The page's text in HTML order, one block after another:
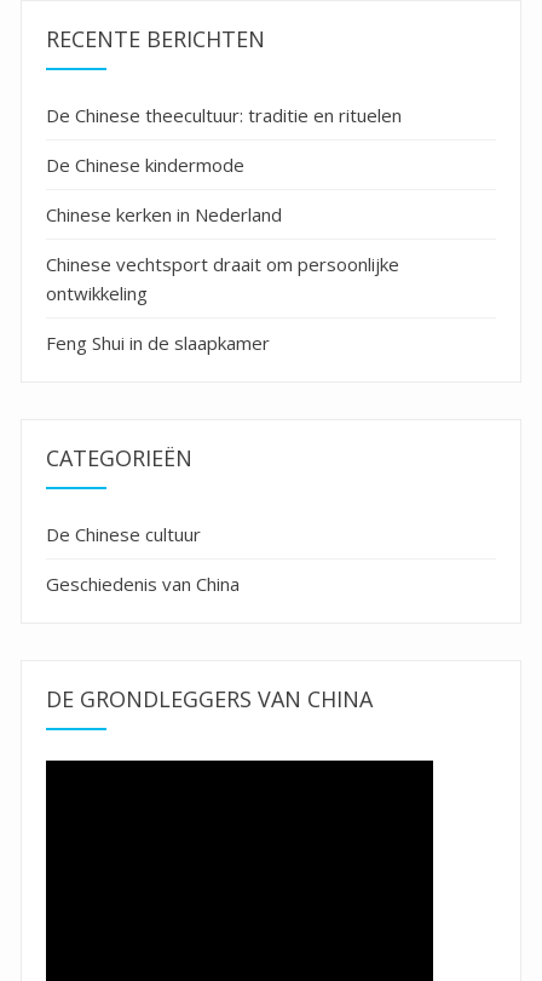
RECENTE BERICHTEN
De Chinese theecultuur: traditie en rituelen
De Chinese kindermode
Chinese kerken in Nederland
Chinese vechtsport draait om persoonlijke
ontwikkeling
Feng Shui in de slaapkamer
CATEGORIEËN
De Chinese cultuur
Geschiedenis van China
DE GRONDLEGGERS VAN CHINA